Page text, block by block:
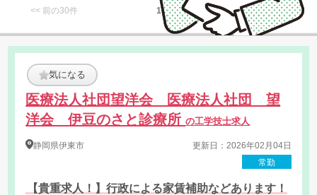
<< 前の30件 1 次の30件 >>
気になる
医療法人社団望洋会 医療法人社団 望
洋会 伊豆のさと診療所の工学技士求人
静岡県伊東市
更新日：2026年02月04日
常勤
【貴重求人！】行政による家賃補助などあります！